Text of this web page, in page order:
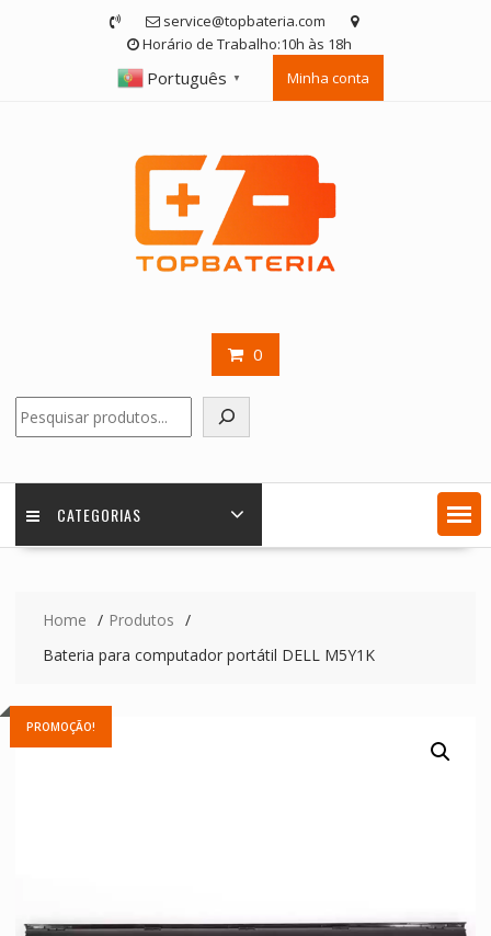
service@topbateria.com
Horário de Trabalho:10h às 18h
Português ▼ Minha conta
0
CATEGORIAS
Home
Produtos
Bateria para computador portátil DELL M5Y1K
PROMOÇÃO!